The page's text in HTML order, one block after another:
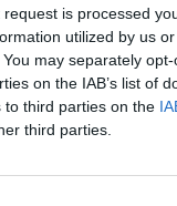
is processed
utilized by us
may separately
on the IAB’s list of
to third parties on the
third parties.